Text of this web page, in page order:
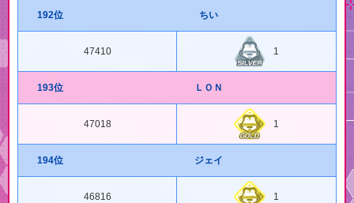
192位 ちい
47410 1
193位 ＬＯＮ
47018 1
194位 ジェイ
46816 1